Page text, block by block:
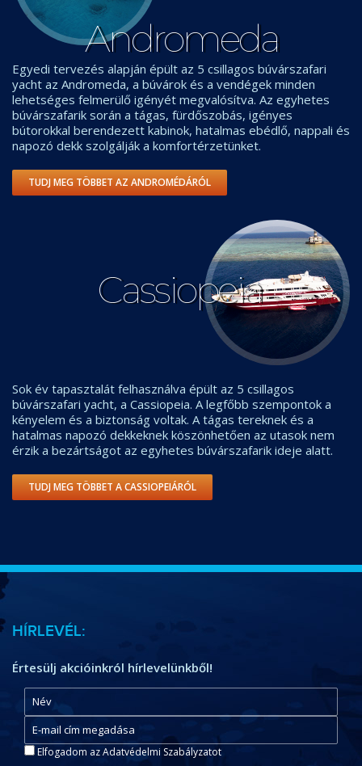
Andromeda
Egyedi tervezés alapján épült az 5 csillagos búvárszafari
yacht az Andromeda, a búvárok és a vendégek minden
lehetséges felmerülő igényét megvalósítva. Az egyhetes
búvárszafarik során a tágas, fürdőszobás, igényes
bútorokkal berendezett kabinok, hatalmas ebédlő, nappali és
napozó dekk szolgálják a komfortérzetünket.
TUDJ MEG TÖBBET AZ ANDROMÉDÁRÓL
Cassiopeia
Sok év tapasztalát felhasználva épült az 5 csillagos
búvárszafari yacht, a Cassiopeia. A legfőbb szempontok a
kényelem és a biztonság voltak. A tágas tereknek és a
hatalmas napozó dekkeknek köszönhetően az utasok nem
érzik a bezártságot az egyhetes búvárszafarik ideje alatt.
TUDJ MEG TÖBBET A CASSIOPEIÁRÓL
HÍRLEVÉL:
Értesülj akcióinkról hírlevelünkből!
Elfogadom az Adatvédelmi Szabályzatot